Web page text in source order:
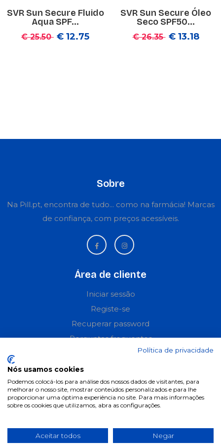
SVR Sun Secure Fluido
Aqua SPF...
€ 25.50 € 12.75
SVR Sun Secure Óleo
Seco SPF50...
€ 26.35 € 13.18
Sobre
Na Pill.pt, encontra de tudo... como na farmácia! Marcas
de confiança, com preços acessíveis.
Área de cliente
Iniciar sessão
Registe-se
Recuperar password
Perguntas frequentes
Termos & Condições
Política de privacidade
Condições de campanhas
Política de privacidade
Nós usamos cookies
Podemos colocá-los para análise dos nossos dados de visitantes, para
melhorar o nosso site, mostrar conteúdos personalizados e para lhe
proporcionar uma óptima experiência no site. Para mais informações
sobre os cookies que utilizamos, abra as configurações.
Aceitar todos Negar